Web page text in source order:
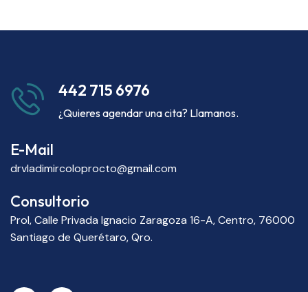
442 715 6976
¿Quieres agendar una cita? Llamanos.
E-Mail
drvladimircoloprocto@gmail.com
Consultorio
Prol, Calle Privada Ignacio Zaragoza 16-A, Centro, 76000
Santiago de Querétaro, Qro.